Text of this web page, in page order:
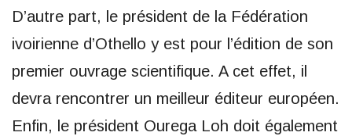
D’autre part, le président de la Fédération
ivoirienne d’Othello y est pour l’édition de son
premier ouvrage scientifique. A cet effet, il
devra rencontrer un meilleur éditeur européen.
Enfin, le président Ourega Loh doit également